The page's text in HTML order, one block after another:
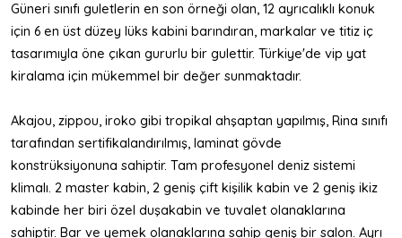
Güneri sınıfı guletlerin en son örneği olan, 12 ayrıcalıklı konuk
için 6 en üst düzey lüks kabini barındıran, markalar ve titiz iç
tasarımıyla öne çıkan gururlu bir gulettir. Türkiye'de vip yat
kiralama için mükemmel bir değer sunmaktadır.
Akajou, zippou, iroko gibi tropikal ahşaptan yapılmış, Rina sınıfı
tarafından sertifikalandırılmış, laminat gövde
konstrüksiyonuna sahiptir. Tam profesyonel deniz sistemi
klimalı. 2 master kabin, 2 geniş çift kişilik kabin ve 2 geniş ikiz
kabinde her biri özel duşakabin ve tuvalet olanaklarına
sahiptir. Bar ve yemek olanaklarına sahip geniş bir salon. Ayrı